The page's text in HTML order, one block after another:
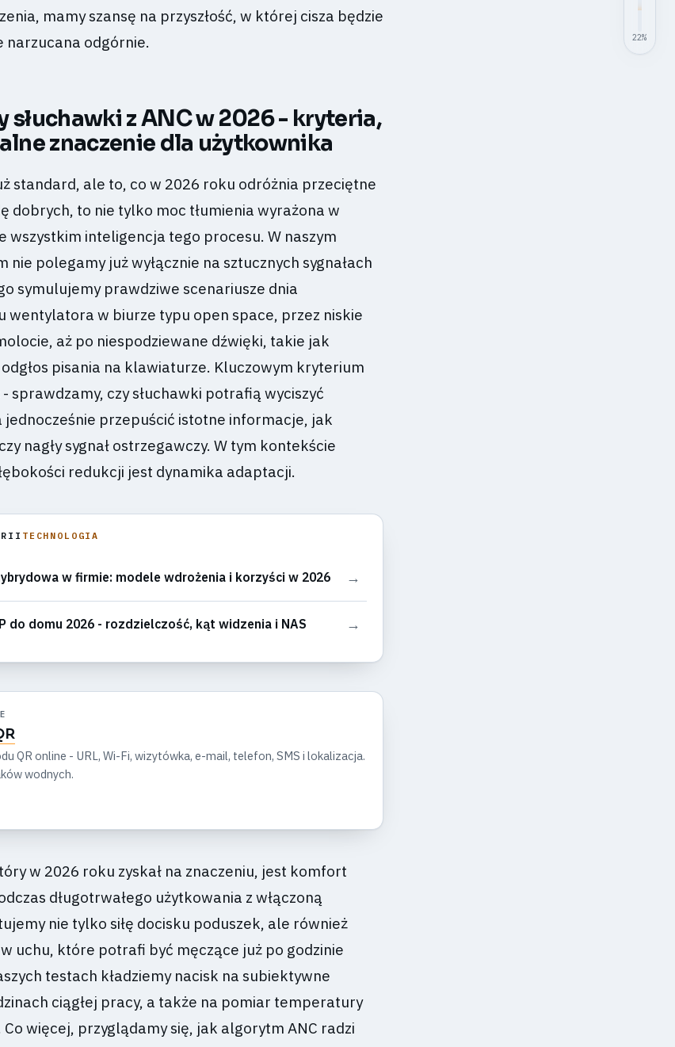
22%
mamy szansę na przyszłość, w której cisza będzie
narzucana odgórnie.
słuchawki z ANC w 2026 - kryteria,
znaczenie dla użytkownika
standard, ale to, co w 2026 roku odróżnia przeciętne
dobrych, to nie tylko moc tłumienia wyrażona w
wszystkim inteligencja tego procesu. W naszym
polegamy już wyłącznie na sztucznych sygnałach
symulujemy prawdziwe scenariusze dnia
wentylatora w biurze typu open space, przez niskie
aż po niespodziewane dźwięki, takie jak
pisania na klawiaturze. Kluczowym kryterium
sprawdzamy, czy słuchawki potrafią wyciszyć
jednocześnie przepuścić istotne informacje, jak
nagły sygnał ostrzegawczy. W tym kontekście
redukcji jest dynamika adaptacji.
TECHNOLOGIA
w firmie: modele wdrożenia i korzyści w 2026 →
do domu 2026 - rozdzielczość, kąt widzenia i NAS →
QR online - URL, Wi-Fi, wizytówka, e-mail, telefon, SMS i lokalizacja.
wodnych.
w 2026 roku zyskał na znaczeniu, jest komfort
długotrwałego użytkowania z włączoną
nie tylko siłę docisku poduszek, ale również
uchu, które potrafi być męczące już po godzinie
testach kładziemy nacisk na subiektywne
ciągłej pracy, a także na pomiar temperatury
więcej, przyglądamy się, jak algorytm ANC radzi